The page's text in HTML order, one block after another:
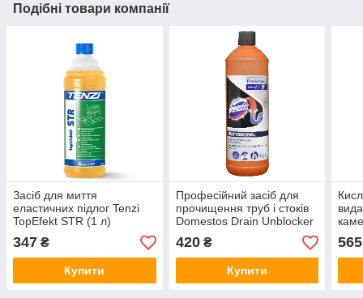
Подібні товари компанії
Засіб для миття
еластичних підлог Tenzi
TopEfekt STR (1 л)
347 ₴
Купити
Професійний засіб для
прочищення труб і стоків
Domestos Drain Unblocker
gel (1 л)
420₴
Купити
565